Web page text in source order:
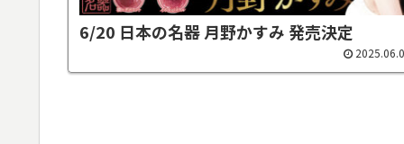
6/20 日本の名器 月野かすみ 発売決定